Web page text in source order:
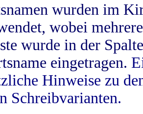
wurden im
wobei
wurde in der
eingetragen.
Hinweise zu
Schreibvarianten.